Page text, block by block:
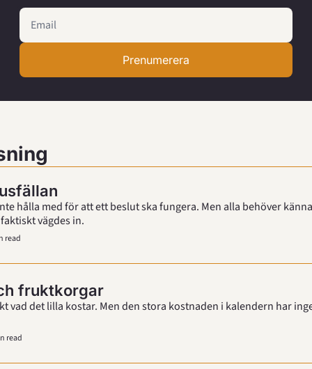
Prenumerera
hålla med för att ett beslut ska fungera. Men alla behöver
vägdes in.
read
fruktkorgar
vad det lilla kostar. Men den stora kostnaden i kalendern har
read